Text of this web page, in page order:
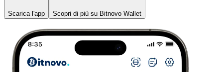
Scarica l'app Scopri di più su Bitnovo Wallet